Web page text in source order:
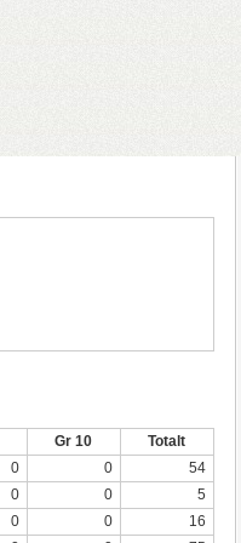
Gr 10
Totalt
0 0
54
0 0
5
0 0
16